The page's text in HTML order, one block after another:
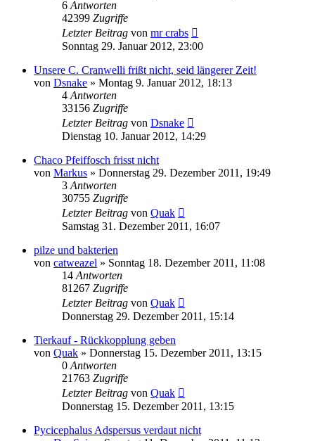
6 Antworten
42399 Zugriffe
Letzter Beitrag von mr crabs
Sonntag 29. Januar 2012, 23:00
Unsere C. Cranwelli frißt nicht, seid längerer Zeit!
von Dsnake » Montag 9. Januar 2012, 18:13
4 Antworten
33156 Zugriffe
Letzter Beitrag von Dsnake
Dienstag 10. Januar 2012, 14:29
Chaco Pfeiffosch frisst nicht
von Markus » Donnerstag 29. Dezember 2011, 19:49
3 Antworten
30755 Zugriffe
Letzter Beitrag von Quak
Samstag 31. Dezember 2011, 16:07
pilze und bakterien
von catweazel » Sonntag 18. Dezember 2011, 11:08
14 Antworten
81267 Zugriffe
Letzter Beitrag von Quak
Donnerstag 29. Dezember 2011, 15:14
Tierkauf - Rückkopplung geben
von Quak » Donnerstag 15. Dezember 2011, 13:15
0 Antworten
21763 Zugriffe
Letzter Beitrag von Quak
Donnerstag 15. Dezember 2011, 13:15
Pycicephalus Adspersus verdaut nicht